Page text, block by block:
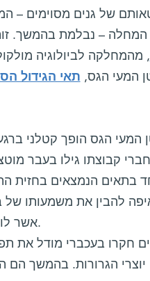
של גנים מסוימים –
– נבלמת בהמשך.
, מהמחלקה לביולוגיה
המעי הגס, תאי הגידול
המעי הגס הופך קטלני
להבין את משמעותו של
SMOC-2 – אשר לו השפעות מרחיקות לכת על התפשטות גרורות לכבד.
חקרו בעכברי מודל את